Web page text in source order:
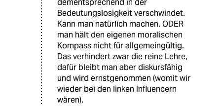
dementsprechend in der
Bedeutungslosigkeit verschwindet.
Kann man natürlich machen. ODER
man hält den eigenen moralischen
Kompass nicht für allgemeingültig.
Das verhindert zwar die reine Lehre,
dafür bleibt man aber diskursfähig
und wird ernstgenommen (womit wir
wieder bei den linken Influencern
wären).